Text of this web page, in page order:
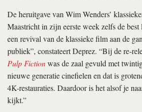
De heruitgave van Wim Wenders’
Maastricht in zijn eerste week zelfs de
een revival van de klassieke film aan de
publiek”, constateert Deprez. “Bij de re-
Pulp Fictionwas de zaal gevuld met
nieuwe generatie cinefielen en dat is
4K-restauraties. Daardoor is het alsof je
kijkt.”